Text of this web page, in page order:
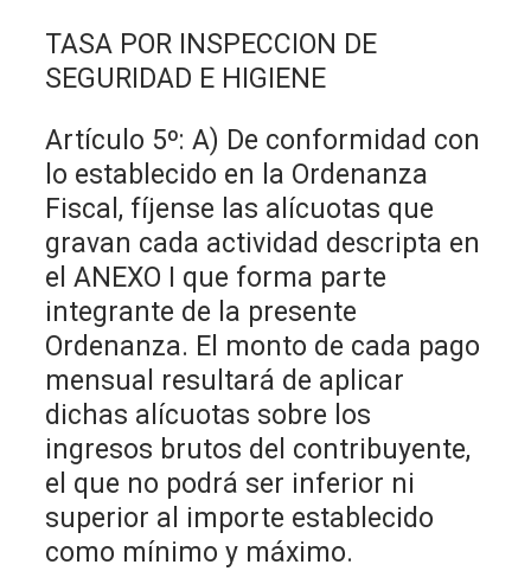
TASA POR INSPECCION DE
SEGURIDAD E HIGIENE
Artículo 5º: A) De conformidad con
lo establecido en la Ordenanza
Fiscal, fíjense las alícuotas que
gravan cada actividad descripta en
el ANEXO I que forma parte
integrante de la presente
Ordenanza. El monto de cada pago
mensual resultará de aplicar
dichas alícuotas sobre los
ingresos brutos del contribuyente,
el que no podrá ser inferior ni
superior al importe establecido
como mínimo y máximo.